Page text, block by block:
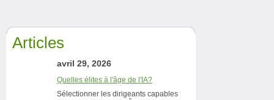
Articles
avril 29, 2026
Quelles élites à l'âge de l'IA?
Sélectionner les dirigeants capables